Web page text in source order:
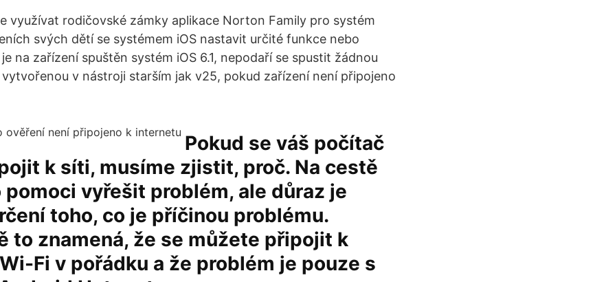
využívat rodičovské zámky aplikace Norton Family pro systém
svých dětí se systémem iOS nastavit určité funkce nebo
na zařízení spuštěn systém iOS 6.1, nepodaří se spustit žádnou
v nástroji starším jak v25, pokud zařízení není připojeno
Pokud se váš počítač
k síti, musíme zjistit, proč. Na cestě
pomoci vyřešit problém, ale důraz je
toho, co je příčinou problému.
to znamená, že se můžete připojit k
Fi v pořádku a že problém je pouze s